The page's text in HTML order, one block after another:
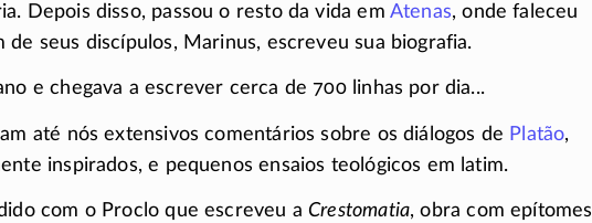
Depois disso, passou o resto da vida em Atenas, onde faleceu
de seus discípulos, Marinus, escreveu sua biografia.
e chegava a escrever cerca de 700 linhas por dia...
até nós extensivos comentários sobre os diálogos de Platão,
inspirados, e pequenos ensaios teológicos em latim.
com o Proclo que escreveu aCrestomatia, obra com epítomes